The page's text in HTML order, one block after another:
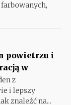
powietrzu i
w
z
i lepszy
znaleźć na...